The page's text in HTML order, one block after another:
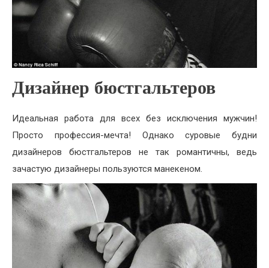
Дизайнер бюстгальтеров
Идеальная работа для всех без исключения мужчин!
Просто профессия-мечта! Однако суровые будни
дизайнеров бюстгальтеров не так романтичны, ведь
зачастую дизайнеры пользуются манекеном.